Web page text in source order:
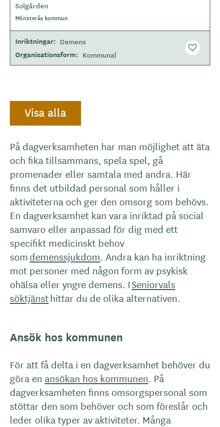
Solgården
O
r
å
d
e
Mönsterås kommun
Inriktningar Demens
Organisationsform Kommunal
Visa alla
På dagverksamheten har man möjlighet att äta
och fika tillsammans, spela spel, gå
promenader eller samtala med andra. Här
finns det utbildad personal som håller i
aktiviteterna och ger den omsorg som behövs.
En dagverksamhet kan vara inriktad på social
samvaro eller anpassad för dig med ett
specifikt medicinskt behov
somdemenssjukdom. Andra kan ha inriktning
mot personer med någon form av psykisk
ohälsa eller yngre demens. ISeniorvals
söktjänsthittar du de olika alternativen.
Ansök hos kommunen
För att få delta i en dagverksamhet behöver du
göra en ansökan hos kommunen. På
dagverksamheten finns omsorgspersonal som
stöttar den som behöver och som föreslår och
leder olika typer av aktiviteter. Många